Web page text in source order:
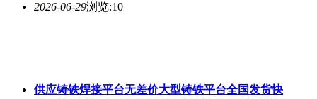
2026-06-29浏览:10
供应铸铁焊接平台无差价大型铸铁平台全国发货快